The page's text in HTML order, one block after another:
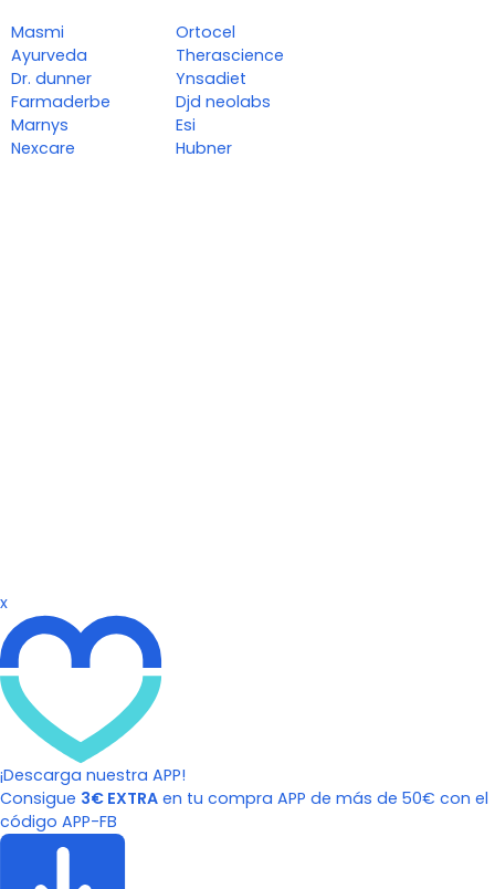
Masmi
Ayurveda
Dr. dunner
Farmaderbe
Marnys
Nexcare
Ortocel
Therascience
Ynsadiet
Djd neolabs
Esi
Hubner
x
¡Descarga nuestra APP!
Consigue 3€ EXTRA en tu compra APP de más de 50€ con el
código APP-FB